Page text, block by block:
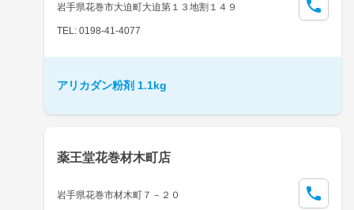
岩手県花巻市大迫町大迫第１３地割１４９
TEL: 0198-41-4077
アリカダン粉剤 1.1kg
薬王堂花巻材木町店
岩手県花巻市材木町７－２０